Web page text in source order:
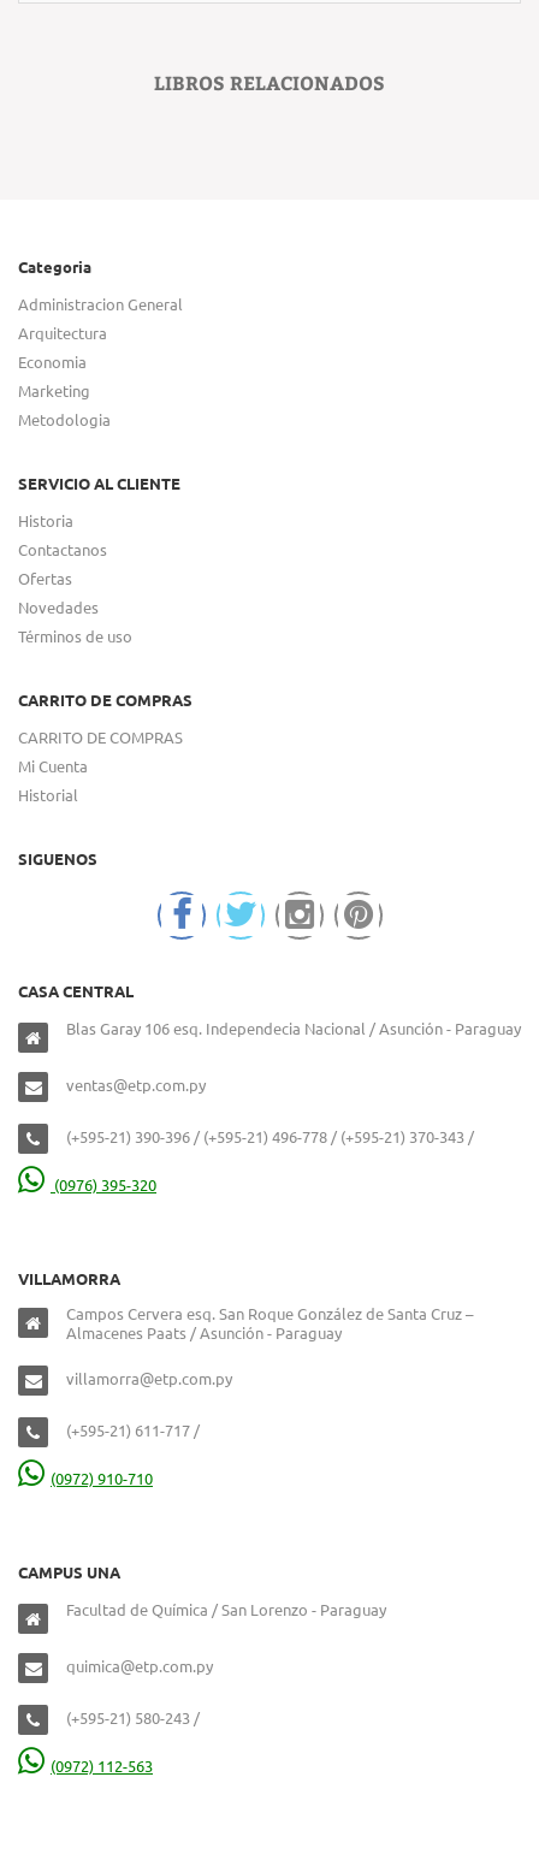
LIBROS RELACIONADOS
Categoria
Administracion General
Arquitectura
Economia
Marketing
Metodologia
SERVICIO AL CLIENTE
Historia
Contactanos
Ofertas
Novedades
Términos de uso
CARRITO DE COMPRAS
CARRITO DE COMPRAS
Mi Cuenta
Historial
SIGUENOS
CASA CENTRAL
Blas Garay 106 esq. Independecia Nacional / Asunción - Paraguay
ventas@etp.com.py
(+595-21) 390-396 / (+595-21) 496-778 / (+595-21) 370-343 /
(0976) 395-320
VILLAMORRA
Campos Cervera esq. San Roque González de Santa Cruz –
Almacenes Paats / Asunción - Paraguay
villamorra@etp.com.py
(+595-21) 611-717 /
(0972) 910-710
CAMPUS UNA
Facultad de Química / San Lorenzo - Paraguay
quimica@etp.com.py
(+595-21) 580-243 /
(0972) 112-563